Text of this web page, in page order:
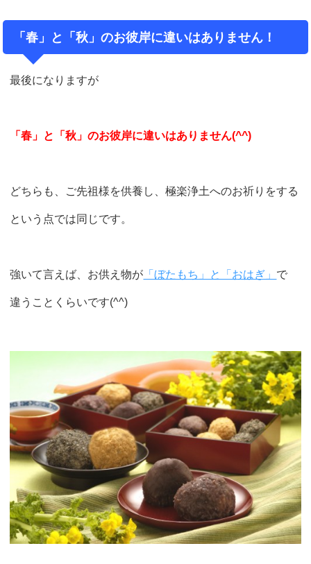
「春」と「秋」のお彼岸に違いはありません！
最後になりますが
「春」と「秋」のお彼岸に違いはありません(^^)
どちらも、ご先祖様を供養し、極楽浄土へのお祈りをする
という点では同じです。
強いて言えば、お供え物が 「ぼたもち」と「おはぎ」 で
違うことくらいです(^^)